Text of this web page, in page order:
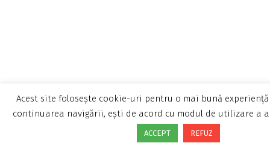
Acest site folosește cookie-uri pentru o mai bună
continuarea navigării, ești de acord cu modul de utilizare a
ACCEPT REFUZ